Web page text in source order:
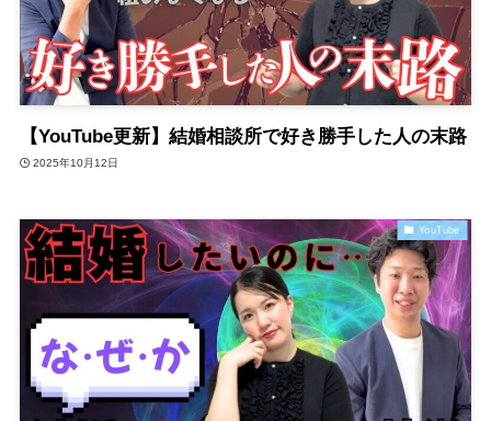
【YouTube更新】結婚相談所で好き勝手した人の末路
2025年10月12日
YouTube